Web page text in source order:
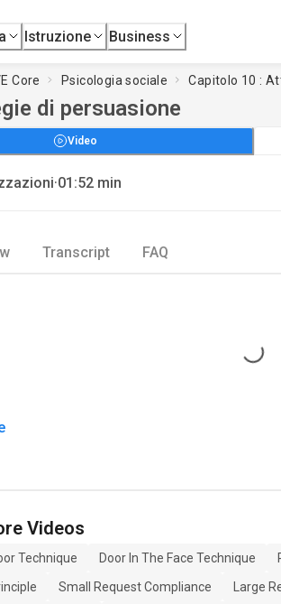
Istruzione Business
Core Psicologia sociale Capitolo 10 :
di persuasione
Video
·01:52 min
Transcript FAQ
Loading...
Videos
Technique Door In The Face Technique
Small Request Compliance
Large